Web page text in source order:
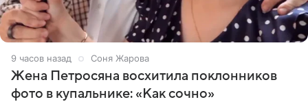
9 часов назад Соня Жарова
Жена Петросяна восхитила поклонников
фото в купальнике: «Как сочно»